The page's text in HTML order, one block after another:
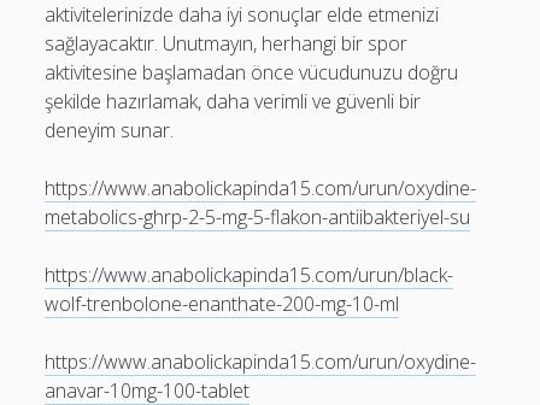
aktivitelerinizde daha iyi sonuçlar elde etmenizi
sağlayacaktır. Unutmayın, herhangi bir spor
aktivitesine başlamadan önce vücudunuzu doğru
şekilde hazırlamak, daha verimli ve güvenli bir
deneyim sunar.
https://www.anabolickapinda15.com/urun/oxydine-
metabolics-ghrp-2-5-mg-5-flakon-antiibakteriyel-su
https://www.anabolickapinda15.com/urun/black-
wolf-trenbolone-enanthate-200-mg-10-ml
https://www.anabolickapinda15.com/urun/oxydine-
anavar-10mg-100-tablet